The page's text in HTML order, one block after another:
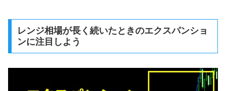
レンジ相場が長く続いたときのエクスパンショ
ンに注目しよう